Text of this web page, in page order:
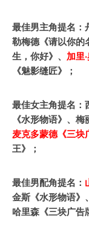
最佳男主角提名：
勒梅德《请以你的
生，你好》、 加里
《魅影缝匠》；
最佳女主角提名：
《水形物语》、梅
麦克多蒙德《三块
王》；
最佳男配角提名：
金斯《水形物语》
哈里森《三块广告